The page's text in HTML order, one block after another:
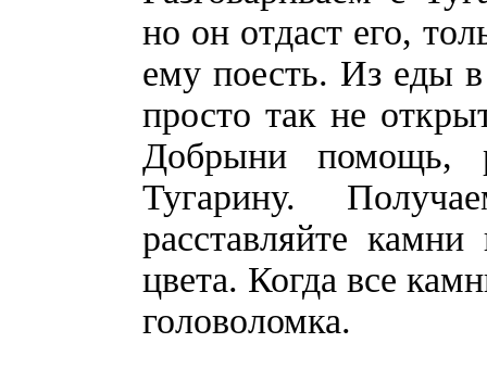
но он отдаст его,
ему поесть. Из еды
просто так не
Добрыни помощь,
Тугарину.
расставляйте
цвета. Когда все
головоломка.